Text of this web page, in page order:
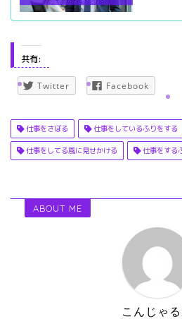
共有:
Twitter Facebook
仕事をさぼる 仕事をしているふりをする
仕事をしてる風に見せかける 仕事をする
ABOUT ME
こんじゃ